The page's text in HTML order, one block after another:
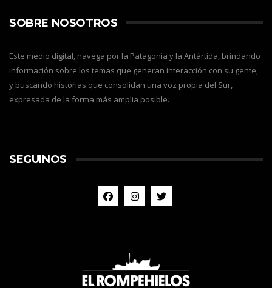
SOBRE NOSOTROS
Este medio digital, navega por la Patagonia y la Antártida, brindando
información sobre los temas que generan interacción con su gente,
y buscando historias que consolidan una voz propia del Sur,
expresada de la forma más amplia posible.
SEGUINOS